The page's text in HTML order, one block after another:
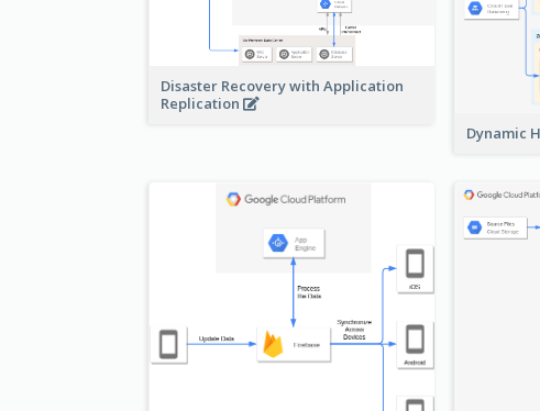
Disaster Recovery with Application
Replication
Dynamic